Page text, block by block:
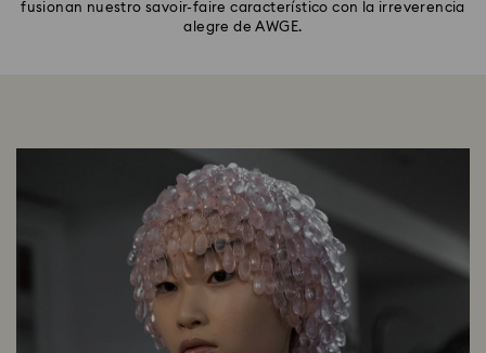
fusionan nuestro savoir-faire característico con la irreverencia
alegre de AWGE.